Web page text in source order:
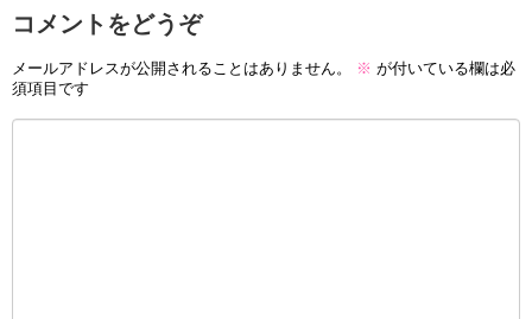
コメントをどうぞ
メールアドレスが公開されることはありません。 ※ が付いている欄は必
須項目です